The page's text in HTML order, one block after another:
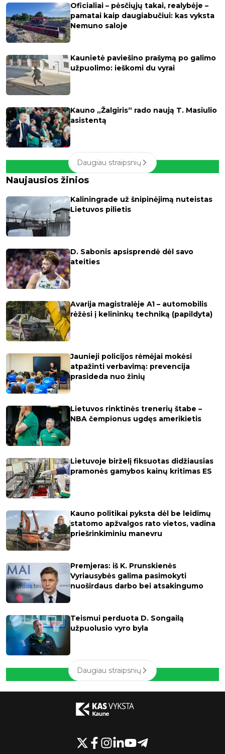
Oficialiai – pėsčiųjų takai, realybėje –
pamatai kaip daugiabučiui: kas vyksta
Nemuno saloje
Kaunietė paviešino prašymą po galimo
užpuolimo: ieškomi du vyrai
Kauno „Žalgiris“ rado naują T. Masiulio
asistentą
Daugiau straipsnių
Naujausios žinios
Kaliningrade už šnipinėjimą nuteistas
Lietuvos pilietis
D. Sabonis apsisprendė dėl savo
ateities
Avarija magistralėje A1 – automobilis
rėžėsi į kelininkų techniką (papildyta)
Jaunieji policijos rėmėjai mokėsi
atpažinti verbavimą: prevencija
prasideda nuo žinių
Lietuvos rinktinės trenerių štabe –
NBA čempionus ugdęs amerikietis
Lietuvoje birželį fiksuotas didžiausias
pramonės gamybos kainų kritimas ES
Kauno politikai pyksta dėl be leidimų
statomo apžvalgos rato vietos, vadina
priešrinkiminiu manevru
Premjeras: iš K. Prunskienės
Vyriausybės galima pasimokyti
nuoširdaus darbo bei atsakingumo
Teismui perduota D. Songailą
užpuolusio vyro byla
Daugiau straipsnių